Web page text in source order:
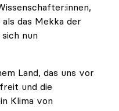
das Mekka der
nun
Land, das uns vor
und die
Klima von